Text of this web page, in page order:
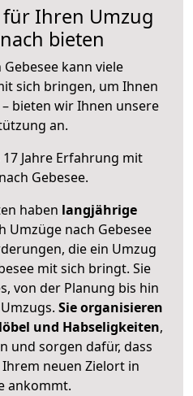
Ihren Umzug
bieten
Gebesee kann viele
sich bringen, um Ihnen
bieten wir Ihnen unsere
an.
Jahre Erfahrung mit
Gebesee.
haben langjährige
Umzüge nach Gebesee
die ein Umzug
mit sich bringt. Sie
von der Planung bis hin
Sie organisieren
und Habseligkeiten,
und sorgen dafür, dass
neuen Zielort in
ankommt.